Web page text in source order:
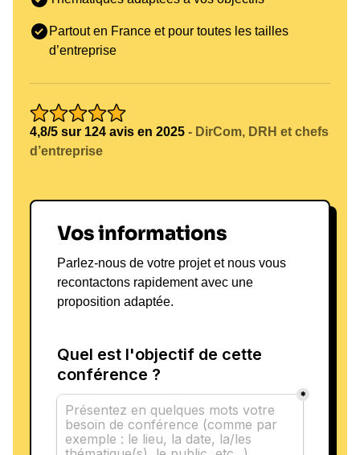
à sortir de leur zone de confort et à embrasser le
changement. Ses projets futurs incluent le
développement de programmes de coaching pour
d’équipe.Contactez-nous
l’impact d'Arthur peut bénéficier à votre
organisation.
Partout en France et pour toutes les tailles
d’entreprise
4,8/5 sur 124 avis en 2025 - DirCom, DRH et chefs
d’entreprise
Vos informations
Parlez-nous de votre projet et nous vous
recontactons rapidement avec une
proposition adaptée.